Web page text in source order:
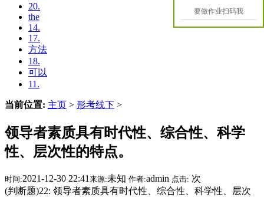
20.
the
14.
17.
方法
18.
可以
11.
当前位置: 主页 > 形考线下 >
领导者素质具有时代性、综合性、科学
性、层次性的特点。
时间:2021-12-30 22:41 来源:未知 作者:admin 点击: 次
(判断题)22: 领导者素质具有时代性、综合性、科学性、层次
要做作业扫码我